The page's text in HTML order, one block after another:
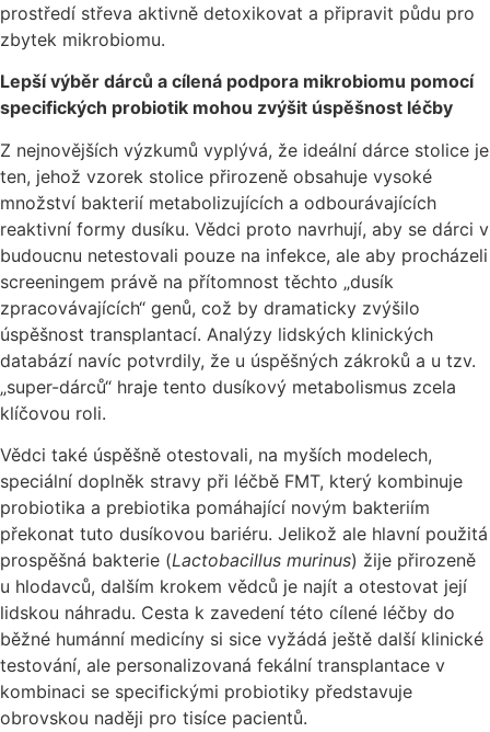
prostředí střeva aktivně detoxikovat a připravit půdu pro
zbytek mikrobiomu.
Lepší výběr dárců a cílená podpora mikrobiomu pomocí
specifických probiotik mohou zvýšit úspěšnost léčby
Z nejnovějších výzkumů vyplývá, že ideální dárce stolice je
ten, jehož vzorek stolice přirozeně obsahuje vysoké
množství bakterií metabolizujících a odbourávajících
reaktivní formy dusíku. Vědci proto navrhují, aby se dárci v
budoucnu netestovali pouze na infekce, ale aby procházeli
screeningem právě na přítomnost těchto „dusík
zpracovávajících“ genů, což by dramaticky zvýšilo
úspěšnost transplantací. Analýzy lidských klinických
databází navíc potvrdily, že u úspěšných zákroků a u tzv.
„super-dárců“ hraje tento dusíkový metabolismus zcela
klíčovou roli.
Vědci také úspěšně otestovali, na myších modelech,
speciální doplněk stravy při léčbě FMT, který kombinuje
probiotika a prebiotika pomáhající novým bakteriím
překonat tuto dusíkovou bariéru. Jelikož ale hlavní použitá
prospěšná bakterie (Lactobacillus murinus) žije přirozeně
u hlodavců, dalším krokem vědců je najít a otestovat její
lidskou náhradu. Cesta k zavedení této cílené léčby do
běžné humánní medicíny si sice vyžádá ještě další klinické
testování, ale personalizovaná fekální transplantace v
kombinaci se specifickými probiotiky představuje
obrovskou naději pro tisíce pacientů.